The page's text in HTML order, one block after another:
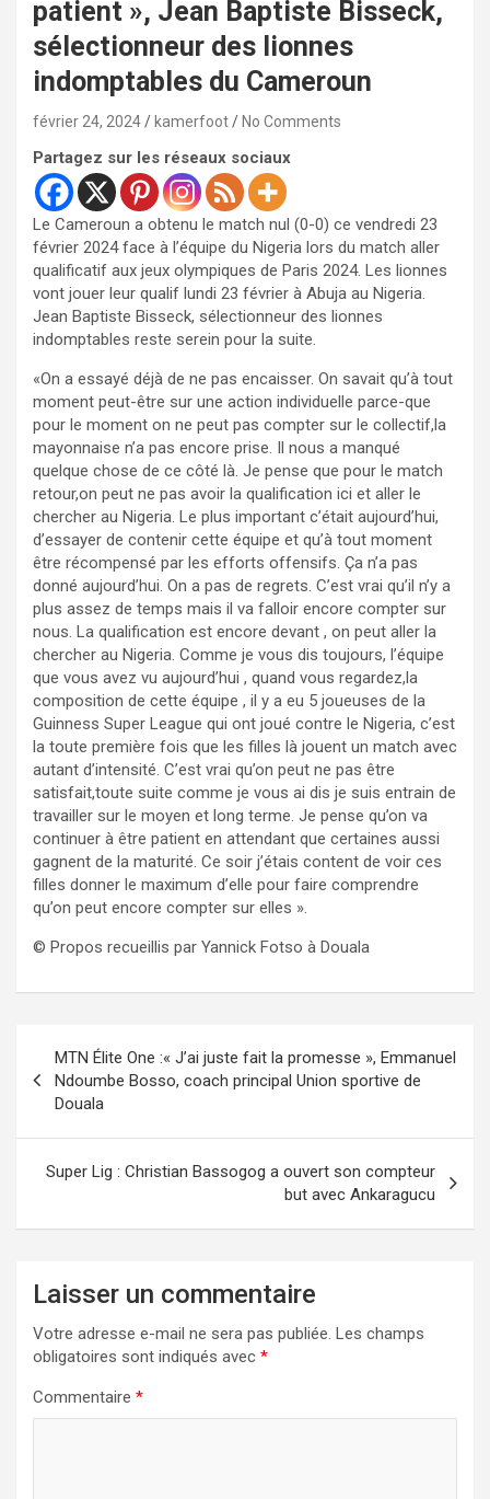
patient », Jean Baptiste Bisseck,
sélectionneur des lionnes
indomptables du Cameroun
février 24, 2024 kamerfoot No Comments
Partagez sur les réseaux sociaux
Le Cameroun a obtenu le match nul (0-0) ce vendredi 23
février 2024 face à l’équipe du Nigeria lors du match aller
qualificatif aux jeux olympiques de Paris 2024. Les lionnes
vont jouer leur qualif lundi 23 février à Abuja au Nigeria.
Jean Baptiste Bisseck, sélectionneur des lionnes
indomptables reste serein pour la suite.
«On a essayé déjà de ne pas encaisser. On savait qu’à tout
moment peut-être sur une action individuelle parce-que
pour le moment on ne peut pas compter sur le collectif,la
mayonnaise n’a pas encore prise. Il nous a manqué
quelque chose de ce côté là. Je pense que pour le match
retour,on peut ne pas avoir la qualification ici et aller le
chercher au Nigeria. Le plus important c’était aujourd’hui,
d’essayer de contenir cette équipe et qu’à tout moment
être récompensé par les efforts offensifs. Ça n’a pas
donné aujourd’hui. On a pas de regrets. C’est vrai qu’il n’y a
plus assez de temps mais il va falloir encore compter sur
nous. La qualification est encore devant , on peut aller la
chercher au Nigeria. Comme je vous dis toujours, l’équipe
que vous avez vu aujourd’hui , quand vous regardez,la
composition de cette équipe , il y a eu 5 joueuses de la
Guinness Super League qui ont joué contre le Nigeria, c’est
la toute première fois que les filles là jouent un match avec
autant d’intensité. C’est vrai qu’on peut ne pas être
satisfait,toute suite comme je vous ai dis je suis entrain de
travailler sur le moyen et long terme. Je pense qu’on va
continuer à être patient en attendant que certaines aussi
gagnent de la maturité. Ce soir j’étais content de voir ces
filles donner le maximum d’elle pour faire comprendre
qu’on peut encore compter sur elles ».
© Propos recueillis par Yannick Fotso à Douala
Navigation
de
l’article
MTN Élite One :« J’ai juste fait la promesse », Emmanuel
Ndoumbe Bosso, coach principal Union sportive de
Douala
Super Lig : Christian Bassogog a ouvert son compteur
but avec Ankaragucu
Laisser un commentaire
Votre adresse e-mail ne sera pas publiée. Les champs
obligatoires sont indiqués avec *
Commentaire *